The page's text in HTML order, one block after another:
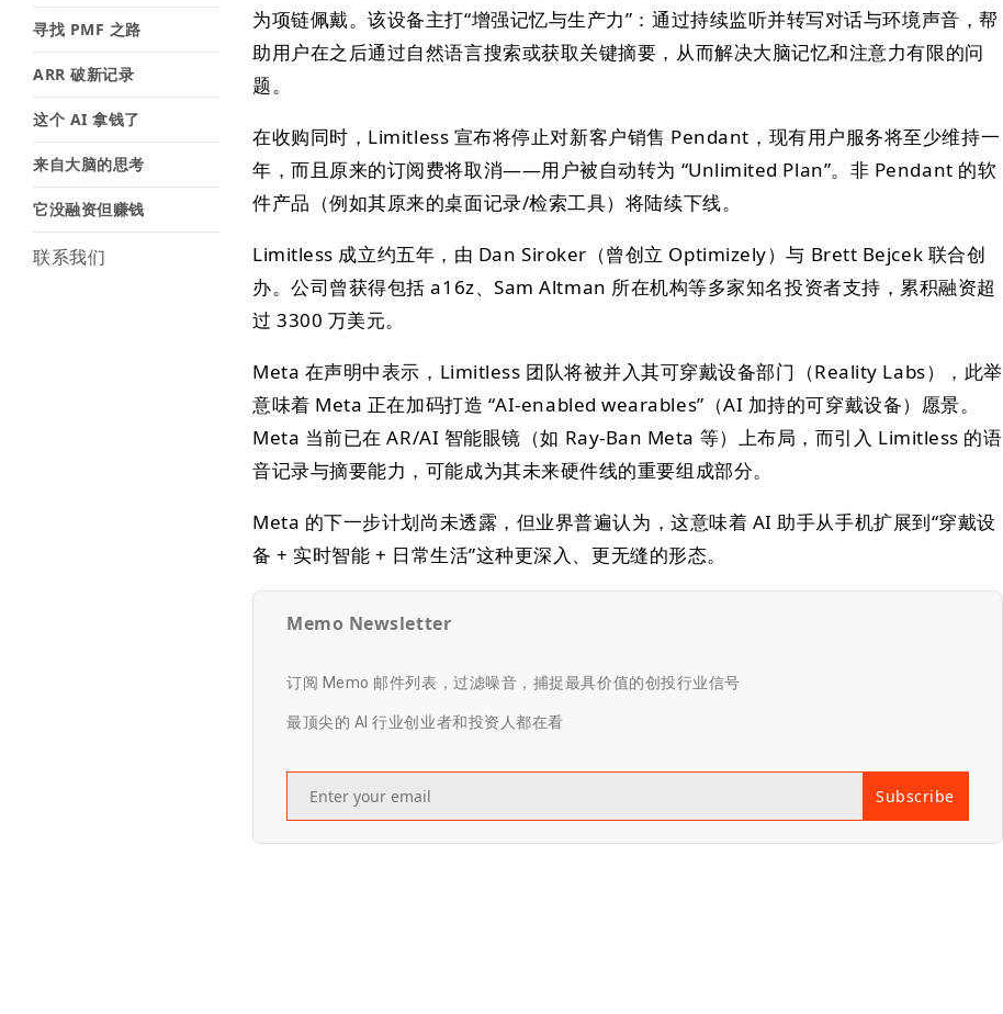
寻找 PMF 之路
ARR 破新记录
这个 AI 拿钱了
来自大脑的思考
它没融资但赚钱
联系我们
为项链佩戴。该设备主打“增强记忆与生产力”：通过持续监听并转写对话与环境声音，帮
助用户在之后通过自然语言搜索或获取关键摘要，从而解决大脑记忆和注意力有限的问
题。
在收购同时，Limitless 宣布将停止对新客户销售 Pendant，现有用户服务将至少维持一
年，而且原来的订阅费将取消——用户被自动转为 “Unlimited Plan”。非 Pendant 的软
件产品（例如其原来的桌面记录/检索工具）将陆续下线。
Limitless 成立约五年，由 Dan Siroker（曾创立 Optimizely）与 Brett Bejcek 联合创
办。公司曾获得包括 a16z、Sam Altman 所在机构等多家知名投资者支持，累积融资超
过 3300 万美元。
Meta 在声明中表示，Limitless 团队将被并入其可穿戴设备部门（Reality Labs），此举
意味着 Meta 正在加码打造 “AI-enabled wearables”（AI 加持的可穿戴设备）愿景。
Meta 当前已在 AR/AI 智能眼镜（如 Ray-Ban Meta 等）上布局，而引入 Limitless 的语
音记录与摘要能力，可能成为其未来硬件线的重要组成部分。
Meta 的下一步计划尚未透露，但业界普遍认为，这意味着 AI 助手从手机扩展到“穿戴设
备 + 实时智能 + 日常生活”这种更深入、更无缝的形态。
Memo Newsletter
订阅 Memo 邮件列表，过滤噪音，捕捉最具价值的创投行业信号
最顶尖的 AI 行业创业者和投资人都在看
Subscribe